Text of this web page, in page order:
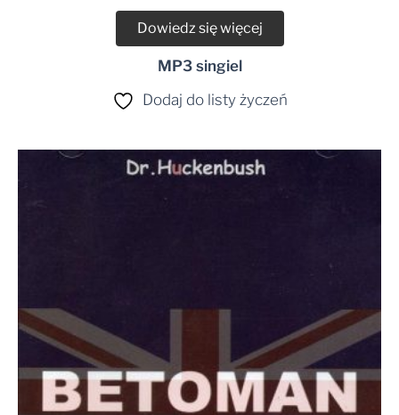
Dowiedz się więcej
MP3 singiel
Dodaj do listy życzeń